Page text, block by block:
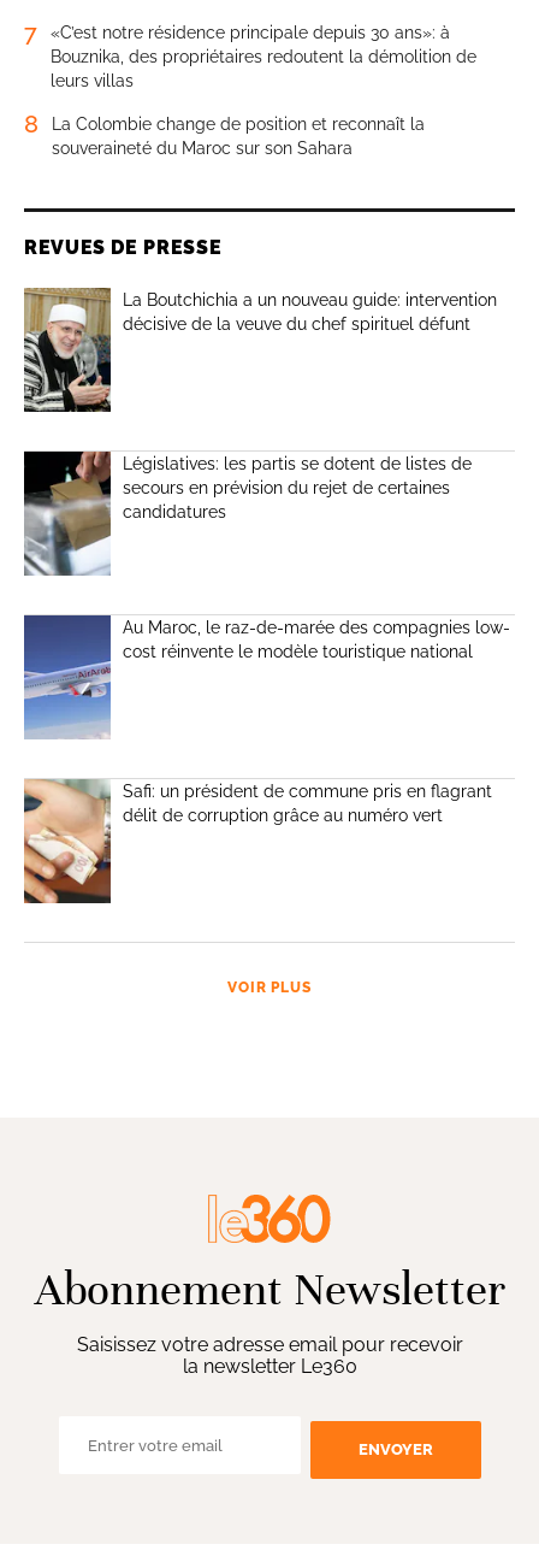
7
«C’est notre résidence principale depuis 30 ans»: à
Bouznika, des propriétaires redoutent la démolition de
leurs villas
8
La Colombie change de position et reconnaît la
souveraineté du Maroc sur son Sahara
REVUES DE PRESSE
La Boutchichia a un nouveau guide: intervention
décisive de la veuve du chef spirituel défunt
Législatives: les partis se dotent de listes de
secours en prévision du rejet de certaines
candidatures
Au Maroc, le raz-de-marée des compagnies low-
cost réinvente le modèle touristique national
Safi: un président de commune pris en flagrant
délit de corruption grâce au numéro vert
VOIR PLUS
Abonnement Newsletter
Saisissez votre adresse email pour recevoir
la newsletter Le360
ENVOYER